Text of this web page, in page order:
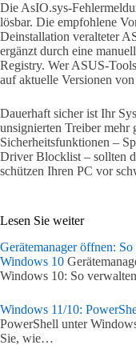
Die AsIO.sys-
lösbar. Die empfohlene
Deinstallation veralteter
ergänzt durch eine
Registry. Wer ASUS-
auf aktuelle Versionen
Dauerhaft sicher ist Ihr
unsignierten Treiber
Sicherheitsfunktionen –
Driver Blocklist – sollten
schützen Ihren PC vor
Lesen Sie weiter
Gerätemanager öffnen:
Windows 10
Windows 10: So
Windows 11/10:
PowerShell unter
Sie, wie…